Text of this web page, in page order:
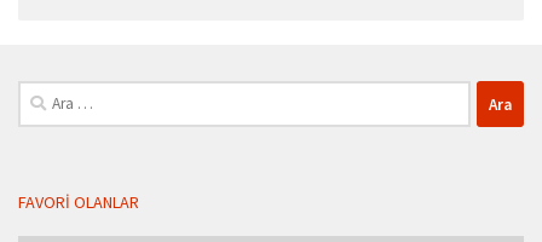
Arama:
FAVORI OLANLAR